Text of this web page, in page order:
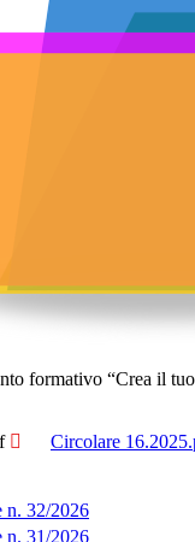
formativo “Crea il tuo
Circolare
n. 32/2026
n. 31/2026